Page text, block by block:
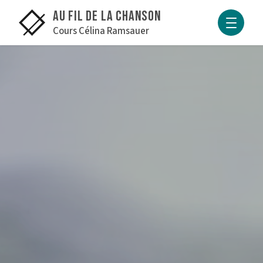
Au fil de la Chanson
Cours Célina Ramsauer
INTERVENANTS
CHANSONS SUR SCÈNE